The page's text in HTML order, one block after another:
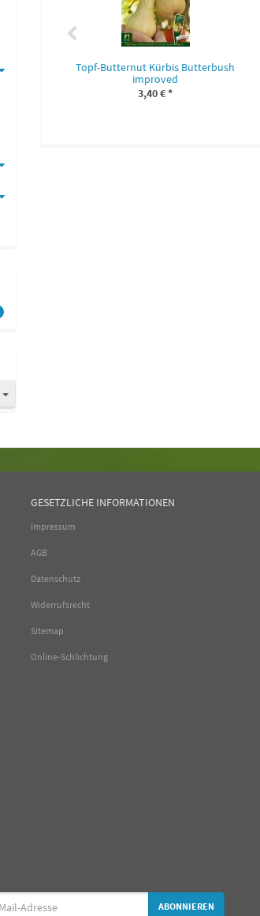
Topf-Butternut Kürbis Butterbush
improved
3,40 €*
GESETZLICHE INFORMATIONEN
Impressum
AGB
Datenschutz
Widerrufsrecht
Sitemap
Online-Schlichtung
ABONNIEREN